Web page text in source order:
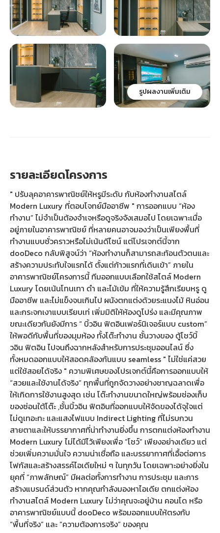
รูปผลงานเพิ่มเติม
รายละเอียดโครงการ
" ปรับลุคอาคารพาณิชย์ให้หรูมีระดับ กับห้องทำงานสไตล์
Modern Luxury ที่ตอบโจทย์มืออาชีพ " การออกแบบ “ห้อง
ทำงาน” ไม่จำเป็นต้องจำเจหรือดูจริงจังเสมอไป โดยเฉพาะเมื่อ
อยู่ภายในอาคารพาณิชย์ ที่หลายคนอาจมองว่าเป็นเพียงพื้นที่
ทำงานแบบชั่วคราวหรือไม่เน้นดีไซน์ แต่โปรเจกต์นี้จาก
dooDeco กลับพิสูจน์ว่า “ห้องทำงานก็สามารถสะท้อนตัวตนและ
สร้างความประทับใจแรกได้ ตั้งแต่ก้าวแรกที่เดินเข้า” ภายใน
อาคารพาณิชย์โครงการนี้ ทีมออกแบบเลือกใช้สไตล์ Modern
Luxury โดยเน้นโทนเทา ดำ และไม้เข้ม ที่ให้ความรู้สึกเรียบหรู ดู
มืออาชีพ และไม่แข็งจนเกินไป ผนังตกแต่งด้วยระแนงไม้ หินอ่อน
และกระจกเงาแบบเรียบเท่ เพิ่มมิติให้ห้องดูโปร่ง และมีคุณภาพ
ขณะเดียวกันยังมีการ “ บิ้วอิน ฟิตอินเฟอร์นิเจอร์แบบ custom”
ให้พอดีกับพื้นที่ของมุมห้อง ทั้งโต๊ะทำงาน ชั้นวางของ ตู้โชว์บิ้
วอิน ฟิตอิน ไปจนถึงฉากหลังสำหรับการประชุมออนไลน์ ซึ่ง
ทั้งหมดออกแบบให้สอดคล้องกันแบบ seamless " ไม่ใช่แค่สวย
แต่ใช้สอยได้จริง " ความพิเศษของโปรเจกต์นี้คือการออกแบบให้
“สวยและใช้งานได้จริง” ทุกพื้นที่ถูกจัดวางอย่างชาญฉลาดเพื่อ
ให้เกิดการใช้งานสูงสุด เช่น โต๊ะทำงานขนาดใหญ่พร้อมช่องเก็บ
ของซ่อนใต้โต๊ะ ,ชั้นบิ้วอิน ฟิตอินที่ออกแบบให้จัดของได้จุใจแต่
ไม่ดูเทอะทะ และแสงไฟแบบ Indirect Lighting ที่ไม่รบกวน
สายตาและให้บรรยากาศที่น่าทำงานยิ่งขึ้น การตกแต่งห้องทำงาน
Modern Luxury ไม่ได้มีไว้เพียงเพื่อ “โชว์” เพียงอย่างเดียว แต่
ช่วยเพิ่มความมั่นใจ ความน่าเชื่อถือ และบรรยากาศที่เอื้อต่อการ
โฟกัสและสร้างสรรค์ไอเดียใหม่ ๆ ในทุกวัน โดยเฉพาะอย่างยิ่งใน
ยุคที่ “ภาพลักษณ์” มีผลต่อทั้งการทำงาน การประชุม และการ
สร้างแบรนด์ส่วนตัว หากคุณกำลังมองหาไอเดีย ตกแต่งห้อง
ทำงานสไตล์ Modern Luxury ไม่ว่าคุณจะอยู่บ้าน คอนโด หรือ
อาคารพาณิชย์แบบนี้ dooDeco พร้อมออกแบบให้ตรงกับ
“พื้นที่จริง” และ “ความต้องการจริง” ของคุณ